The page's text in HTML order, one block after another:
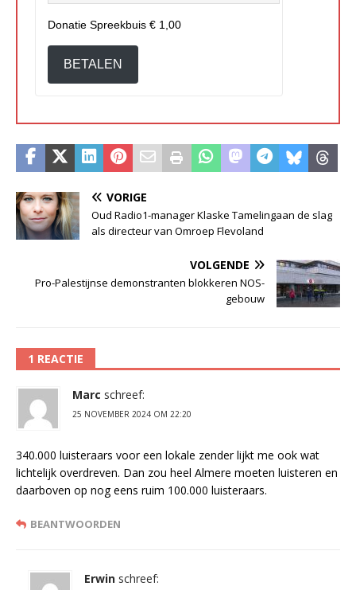
Donatie Spreekbuis € 1,00
BETALEN
VORIGE
Oud Radio1-manager Klaske Tamelingaan de slag
als directeur van Omroep Flevoland
VOLGENDE
Pro-Palestijnse demonstranten blokkeren NOS-
gebouw
1 REACTIE
Marc schreef:
25 NOVEMBER 2024 OM 22:20
340.000 luisteraars voor een lokale zender lijkt me ook wat
lichtelijk overdreven. Dan zou heel Almere moeten luisteren en
daarboven op nog eens ruim 100.000 luisteraars.
BEANTWOORDEN
Erwin schreef: